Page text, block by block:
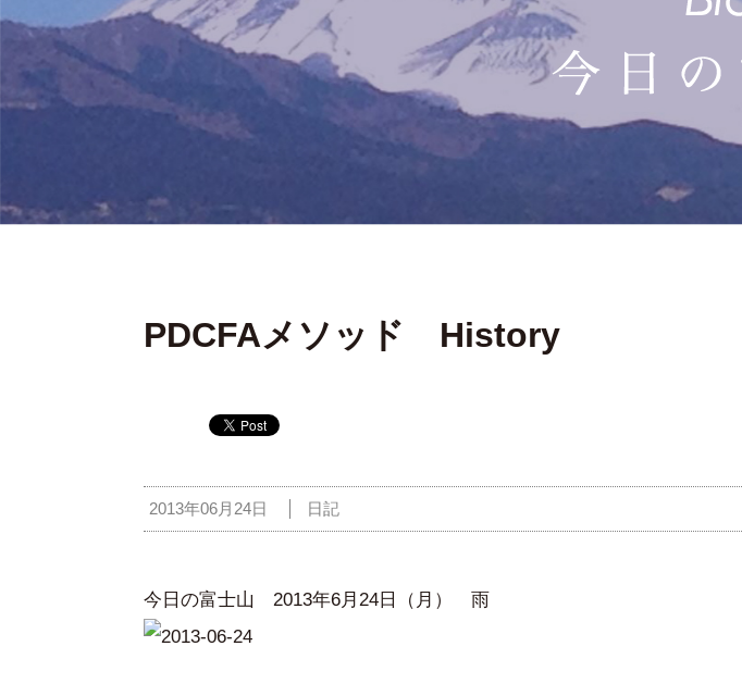
PDCFAメソッド History
2013年06月24日 日記
今日の富士山 2013年6月24日（月） 雨